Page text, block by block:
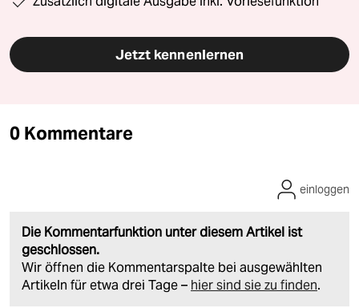
Jetzt kennenlernen
0 Kommentare
Die Kommentarfunktion unter diesem Artikel ist
geschlossen.
Wir öffnen die Kommentarspalte bei ausgewählten
Artikeln für etwa drei Tage – hier sind sie zu finden.
einloggen